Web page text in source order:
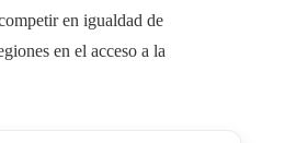
en igualdad de
en el acceso a la